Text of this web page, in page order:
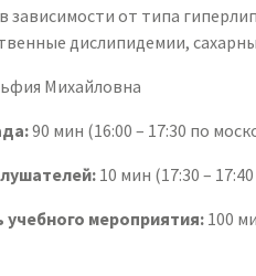
зависимости от типа
дислипидемии,
Михайловна
90 мин (16:00 – 17:30 по
10 мин (17:30 –
мероприятия: 100